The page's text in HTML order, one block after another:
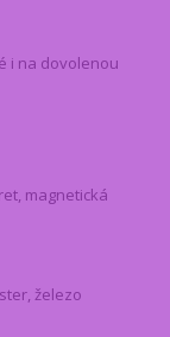
i na dovolenou
magnetická
železo